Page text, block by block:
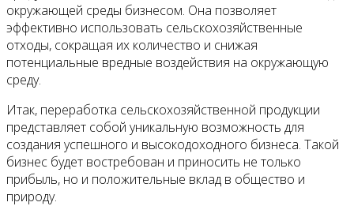
окружающей среды бизнесом. Она позволяет
эффективно использовать сельскохозяйственные
отходы, сокращая их количество и снижая
потенциальные вредные воздействия на окружающую
среду.
Итак, переработка сельскохозяйственной продукции
представляет собой уникальную возможность для
создания успешного и высокодоходного бизнеса. Такой
бизнес будет востребован и приносить не только
прибыль, но и положительные вклад в общество и
природу.